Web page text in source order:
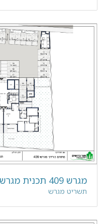
מגרש 409 תכנית מגרש
תשריט מגרש